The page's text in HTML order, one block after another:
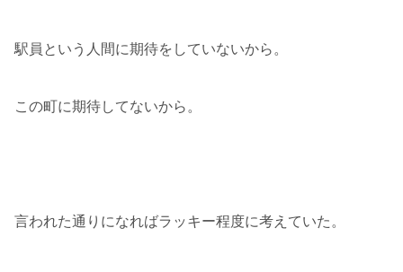
駅員という人間に期待をしていないから。
この町に期待してないから。
言われた通りになればラッキー程度に考えていた。